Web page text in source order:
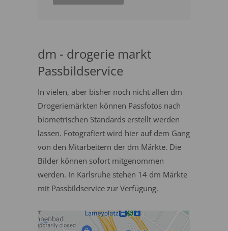
dm - drogerie markt
Passbildservice
In vielen, aber bisher noch nicht allen dm
Drogeriemärkten können Passfotos nach
biometrischen Standards erstellt werden
lassen. Fotografiert wird hier auf dem Gang
von den Mitarbeitern der dm Märkte. Die
Bilder können sofort mitgenommen
werden. In Karlsruhe stehen 14 dm Märkte
mit Passbildservice zur Verfügung.